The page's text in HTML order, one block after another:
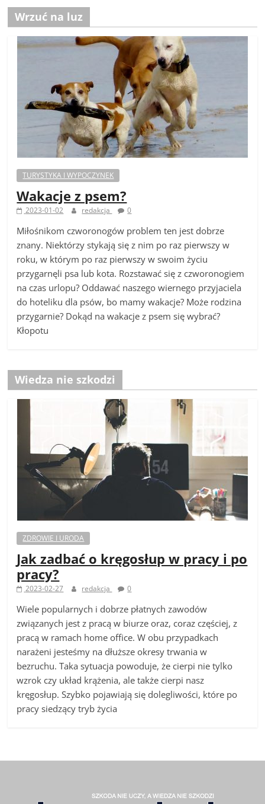
Wrzuć na luz
TURYSTYKA I WYPOCZYNEK
Wakacje z psem?
2023-01-02 redakcja 0
Miłośnikom czworonogów problem ten jest dobrze
znany. Niektórzy stykają się z nim po raz pierwszy w
roku, w którym po raz pierwszy w swoim życiu
przygarnęli psa lub kota. Rozstawać się z czworonogiem
na czas urlopu? Oddawać naszego wiernego przyjaciela
do hoteliku dla psów, bo mamy wakacje? Może rodzina
przygarnie? Dokąd na wakacje z psem się wybrać?
Kłopotu
Wiedza nie szkodzi
ZDROWIE I URODA
Jak zadbać o kręgosłup w pracy i po
pracy?
2023-02-27 redakcja 0
Wiele popularnych i dobrze płatnych zawodów
związanych jest z pracą w biurze oraz, coraz częściej, z
pracą w ramach home office. W obu przypadkach
narażeni jesteśmy na dłuższe okresy trwania w
bezruchu. Taka sytuacja powoduje, że cierpi nie tylko
wzrok czy układ krążenia, ale także cierpi nasz
kręgosłup. Szybko pojawiają się dolegliwości, które po
pracy siedzący tryb życia